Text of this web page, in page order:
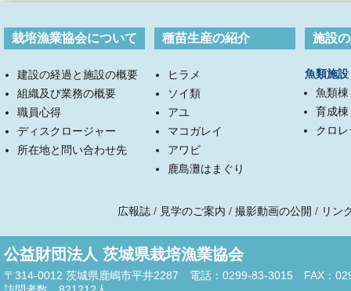
栽培漁業協会について
建設の経過と施設の概要
組織及び業務の概要
職員心得
ディスクロージャー
所在地と問い合わせ先
種苗生産の紹介
ヒラメ
ソイ類
アユ
マコガレイ
アワビ
鹿島灘はまぐり
施設
魚類施設
魚類棟
育成棟
クロ
広報誌 / 見学のご案内 / 撮影動画の公開 / リン
公益財団法人 茨城県栽培漁業協会
〒314-0012 茨城県鹿嶋市平井2287 電話：0299-83-3015 FAX：